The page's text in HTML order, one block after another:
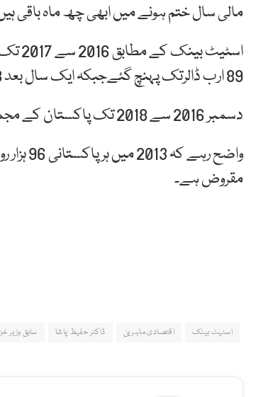
مالی سال ختم ہونے میں ابھی چھ ماہ باقی ہیں اور بیرونی قرضے 90 ارب
89 ارب ڈالرتک پہنچ گئےجبکہ ایک سال بعد 2018 میں تقریباً 13 ارب ڈالر کا مزید اضافہ ہوا ہے۔
دسمبر 2016 سے 2018 تک پاکستان کے مجموعی سرکاری ذخائر تقریباً 19 ارب ڈالر سے 13 ارب ڈالر پر پہنچ گئے ہیں۔
مقروض ہے۔
اسٹیٹ بینک اقتصادی ماہرین ڈاکٹر حفیظ پاشا سابق وزیر